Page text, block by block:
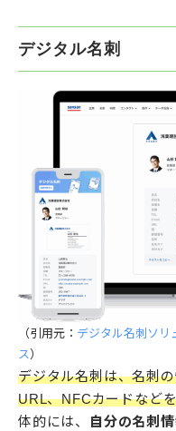
デジタル名刺
（引用元： デジタル名刺ソリ
ス）
デジタル名刺は、名刺
URL、NFCカードなど
体的には、
自分の名刺